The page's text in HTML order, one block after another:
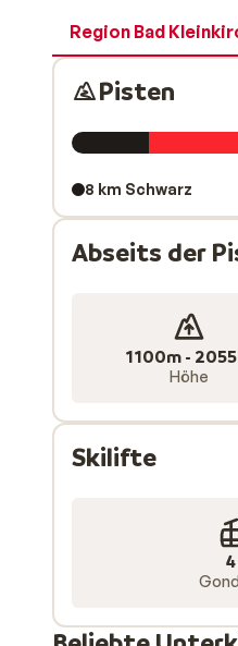
Das Skigebiet Bad
Pulverschnee und
für Groß und Klein.
Jahren können die
Region Bad
Pisten
8 km Schwarz
Abseits der
1100m -
Höhe
Skilifte
4